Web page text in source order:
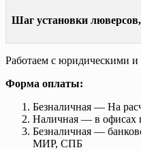
Шаг установки
Работаем с юридическими
Форма оплаты:
Безналичная — На
Наличная — в офисах
Безналичная —
МИР, СПБ